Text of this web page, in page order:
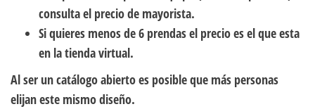
consulta el precio de mayorista.
Si quieres menos de 6 prendas el precio es el que esta
en la tienda virtual.
Al ser un catálogo abierto es posible que más personas
elijan este mismo diseño.